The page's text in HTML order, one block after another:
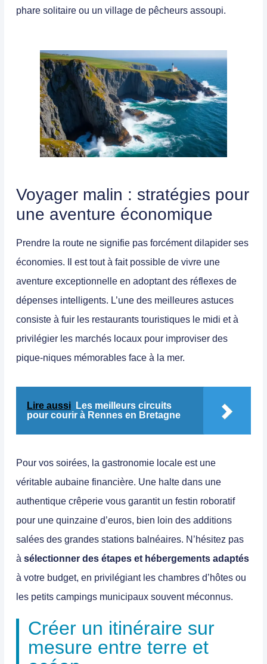
phare solitaire ou un village de pêcheurs assoupi.
Voyager malin : stratégies pour
une aventure économique
Prendre la route ne signifie pas forcément dilapider ses
économies. Il est tout à fait possible de vivre une
aventure exceptionnelle en adoptant des réflexes de
dépenses intelligents. L’une des meilleures astuces
consiste à fuir les restaurants touristiques le midi et à
privilégier les marchés locaux pour improviser des
pique-niques mémorables face à la mer.
Lire aussi
Les meilleurs circuits
pour courir à Rennes en Bretagne
Pour vos soirées, la gastronomie locale est une
véritable aubaine financière. Une halte dans une
authentique crêperie vous garantit un festin roboratif
pour une quinzaine d’euros, bien loin des additions
salées des grandes stations balnéaires. N’hésitez pas
à sélectionner des étapes et hébergements adaptés
à votre budget, en privilégiant les chambres d’hôtes ou
les petits campings municipaux souvent méconnus.
Créer un itinéraire sur
mesure entre terre et